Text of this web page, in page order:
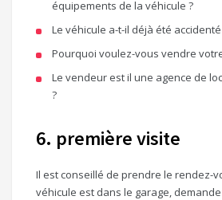
équipements de la véhicule ?
Le véhicule a-t-il déjà été accidenté
Pourquoi voulez-vous vendre
Le vendeur est il une agence de
?
6. première visite
Il est conseillé de prendre le rendez-
véhicule est dans le garage,